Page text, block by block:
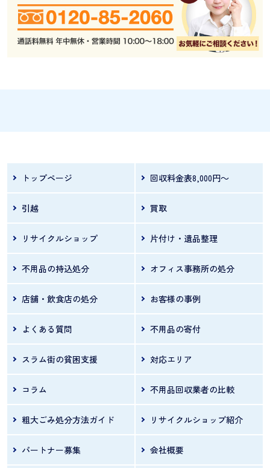
トップページ 回収料金表8,000円～
引越 買取
リサイクルショップ 片付け・遺品整理
不用品の持込処分 オフィス事務所の処分
店舗・飲食店の処分 お客様の事例
よくある質問 不用品の寄付
スラム街の貧困支援 対応エリア
コラム 不用品回収業者の比較
粗大ごみ処分方法ガイド リサイクルショップ紹介
パートナー募集 会社概要